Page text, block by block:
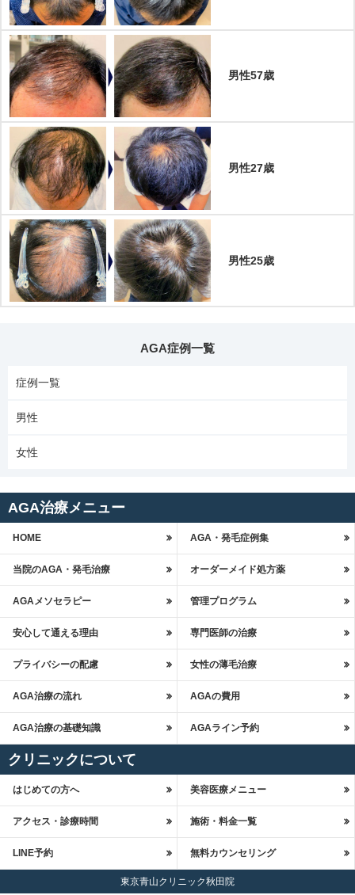
男性57歳
男性27歳
男性25歳
AGA症例一覧
症例一覧
男性
女性
AGA治療メニュー
HOME AGA・発毛症例集
当院のAGA・発毛治療 オーダーメイド処方薬
AGAメソセラピー 管理プログラム
安心して通える理由 専門医師の治療
プライバシーの配慮 女性の薄毛治療
AGA治療の流れ AGAの費用
AGA治療の基礎知識 AGAライン予約
クリニックについて
はじめての方へ 美容医療メニュー
アクセス・診療時間 施術・料金一覧
LINE予約 無料カウンセリング
東京青山クリニック秋田院